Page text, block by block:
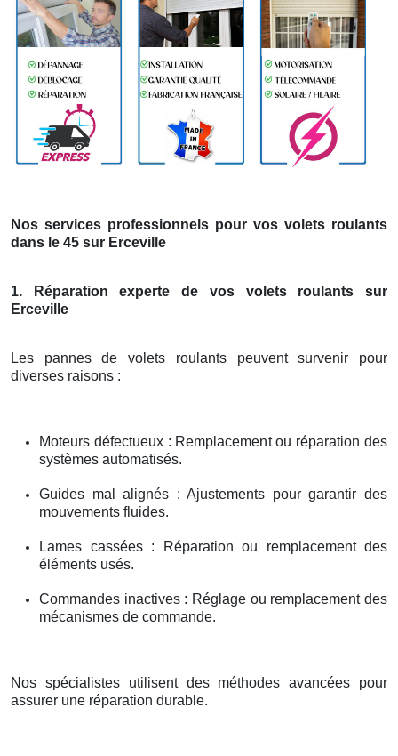
Nos services professionnels pour vos volets roulants
dans le 45 sur Erceville
1. Réparation experte de vos volets roulants sur
Erceville
Les pannes de volets roulants peuvent survenir pour
diverses raisons :
Moteurs défectueux : Remplacement ou réparation des
systèmes automatisés.
Guides mal alignés : Ajustements pour garantir des
mouvements fluides.
Lames cassées : Réparation ou remplacement des
éléments usés.
Commandes inactives : Réglage ou remplacement des
mécanismes de commande.
Nos spécialistes utilisent des méthodes avancées pour
assurer une réparation durable.